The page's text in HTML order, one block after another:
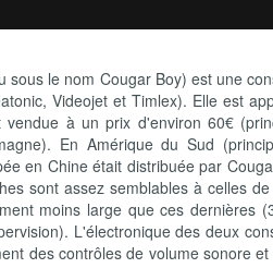
sous le nom Cougar Boy) est une
Videojet et Timlex). Elle est
à un prix d'environ 60€
En Amérique du Sud
en Chine était distribuée par
sont assez semblables à celles
moins large que ces dernières
L'électronique des deux
des contrôles de volume sonore